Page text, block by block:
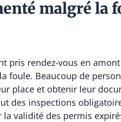
malgré la
pris rendez-vous en
foule. Beaucoup de
place et obtenir leur
des inspections
validité des permis